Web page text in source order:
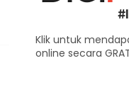
Klik untuk
online secara